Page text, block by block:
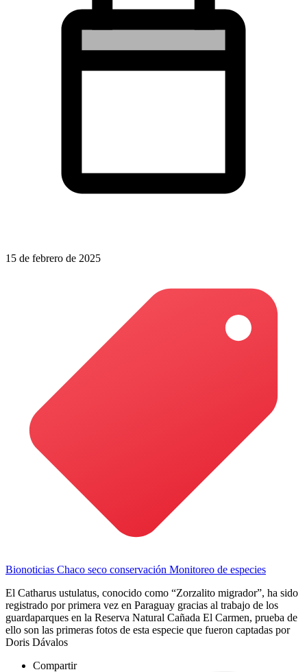
15 de febrero de 2025
Bionoticias Chaco seco conservación Monitoreo de especies
El Catharus ustulatus, conocido como “Zorzalito migrador”, ha sido
registrado por primera vez en Paraguay gracias al trabajo de los
guardaparques en la Reserva Natural Cañada El Carmen, prueba de
ello son las primeras fotos de esta especie que fueron captadas por
Doris Dávalos
Compartir